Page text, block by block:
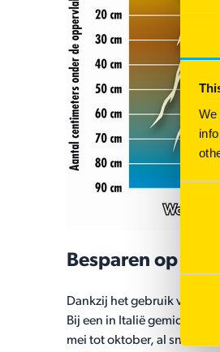
Consent
Besparen op
Dankzij het gebruik van
Bij een in Italië gemiddeld
mei tot oktober, al snel een